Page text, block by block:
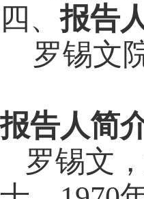
四、报告
罗锡文
报告人简
罗锡文